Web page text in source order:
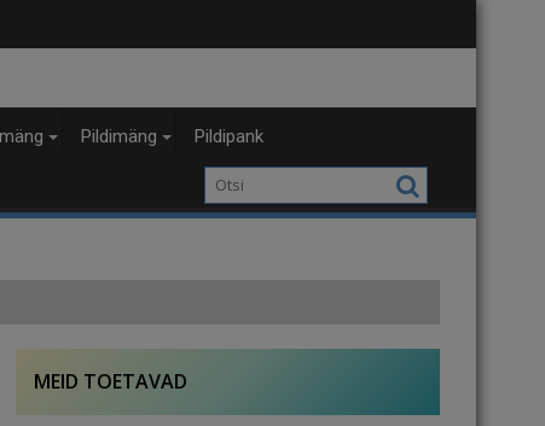
Pildimäng Pildipank
MEID TOETAVAD